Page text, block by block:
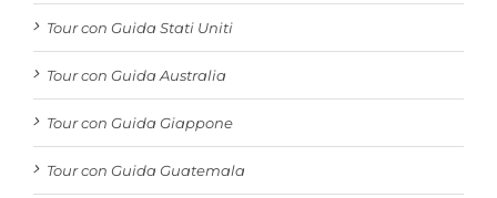
Tour con Guida Stati Uniti
Tour con Guida Australia
Tour con Guida Giappone
Tour con Guida Guatemala